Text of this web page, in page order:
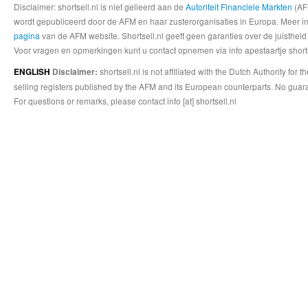
Disclaimer: shortsell.nl is niet gelieerd aan de Autoriteit Financiele Markten
wordt gepubliceerd door de AFM en haar zusterorganisaties in Europa.
pagina van de AFM website. Shortsell.nl geeft geen garanties over de
Voor vragen en opmerkingen kunt u contact opnemen via info apestaartje
ENGLISH Disclaimer: shortsell.nl is not affiliated with the Dutch Authority for
selling registers published by the AFM and its European counterparts. No
For questions or remarks, please contact info [at] shortsell.nl